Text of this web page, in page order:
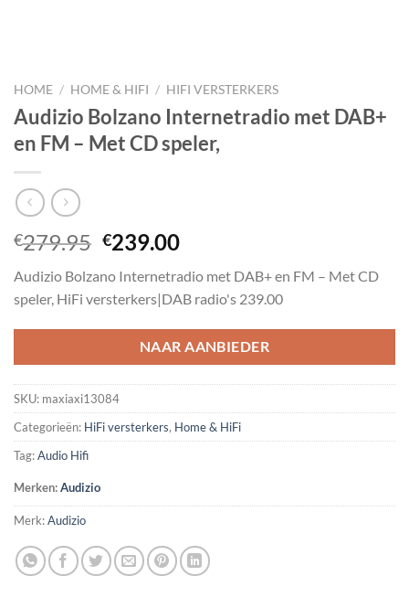
HOME / HOME & HIFI / HIFI VERSTERKERS
Audizio Bolzano Internetradio met DAB+
en FM – Met CD speler,
€279.95 Oorspronkelijke
was:
€279.95.
€239.00Huidige
is:
€239.00.
Audizio Bolzano Internetradio met DAB+ en FM – Met CD
speler, HiFi versterkers|DAB radio's 239.00
NAAR AANBIEDER
SKU: maxiaxi13084
Categorieën: HiFi versterkers, Home & HiFi
Tag:Audio Hifi
Merken:Audizio
Merk:Audizio